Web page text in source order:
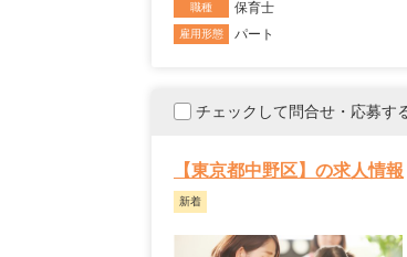
職種 保育士
雇用形態 パート
チェックして問合せ・応募す
【東京都中野区】の求人情報
新着